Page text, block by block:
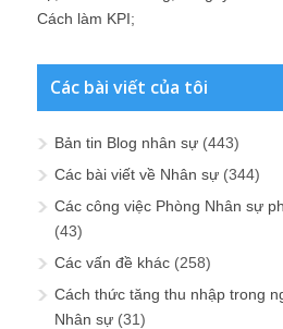
Cách làm KPI;
Các bài viết của tôi
Bản tin Blog nhân sự (443)
Các bài viết về Nhân sự (344)
Các công việc Phòng Nhân sự
(43)
Các vấn đề khác (258)
Cách thức tăng thu nhập trong
Nhân sự (31)